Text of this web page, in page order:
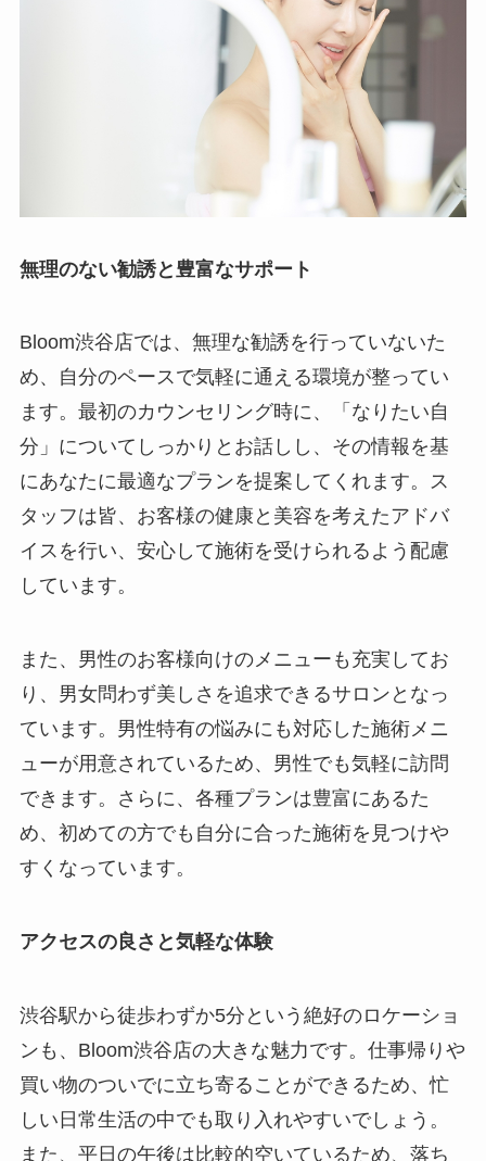
無理のない勧誘と豊富なサポート
Bloom渋谷店では、無理な勧誘を行っていないた
め、自分のペースで気軽に通える環境が整ってい
ます。最初のカウンセリング時に、「なりたい自
分」についてしっかりとお話しし、その情報を基
にあなたに最適なプランを提案してくれます。ス
タッフは皆、お客様の健康と美容を考えたアドバ
イスを行い、安心して施術を受けられるよう配慮
しています。
また、男性のお客様向けのメニューも充実してお
り、男女問わず美しさを追求できるサロンとなっ
ています。男性特有の悩みにも対応した施術メニ
ューが用意されているため、男性でも気軽に訪問
できます。さらに、各種プランは豊富にあるた
め、初めての方でも自分に合った施術を見つけや
すくなっています。
アクセスの良さと気軽な体験
渋谷駅から徒歩わずか5分という絶好のロケーショ
ンも、Bloom渋谷店の大きな魅力です。仕事帰りや
買い物のついでに立ち寄ることができるため、忙
しい日常生活の中でも取り入れやすいでしょう。
また、平日の午後は比較的空いているため、落ち